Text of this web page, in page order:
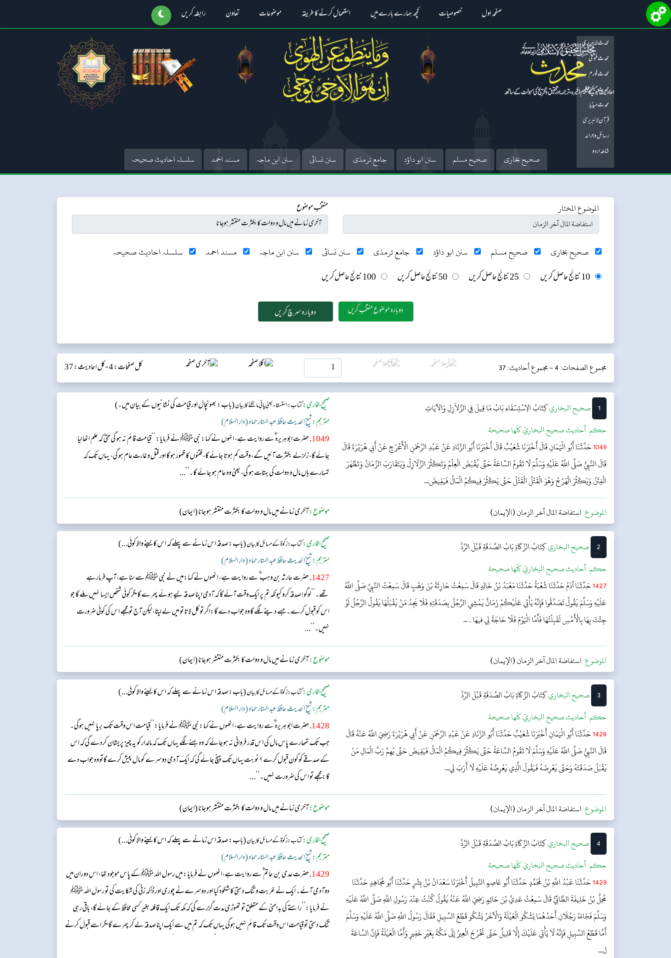
صفحہ اول خصوصیات کچھ ہمارے بارے میں استعمال کرنے کا طریقہ موضوعات تعاون رابطہ کریں
محدث لائبریری
محدث فتویٰ
محدث فورم
محدث میگزین
محدث میڈیا
قرآن لائبریری
رسائل و جرائد
شاملہ اردو
صحیح بخاری صحیح مسلم سنن ابو داؤد جامع ترمذی سنن نسائی سنن ابن ماجہ مسند احمد سلسلہ احادیث صحیحہ
الموضوع المختار منتخب موضوع
صحیح بخاری صحیح مسلم سنن ابو داؤد جامع ترمذی سنن نسائی سنن ابن ماجہ مسند احمد
سلسلہ احادیث صحیحہ
10 نتائج حاصل کریں
25 نتائج حاصل کریں 50 نتائج حاصل کریں 100 نتائج حاصل کریں
دوبارہ موضوع منتخب کریں
مجموع الصفحات: 4 - مجموع أحاديث: 37 کل صفحات: 4 - کل احادیث: 37
1 ‌‌صحيح البخاريکِتَابُ الِاسْتِسْقَاءِبَابُ مَا قِيلَ فِي الزَّلاَزِلِ وَالآيَاتِ
حکم:أحاديث صحيح البخاريّ كلّها صحيحة
1049حَدَّثَنَا أَبُو الْيَمَانِ قَالَ أَخْبَرَنَا شُعَيْبٌ قَالَ أَخْبَرَنَا أَبُو الزِّنَادِ عَنْ عَبْدِ الرَّحْمَنِ الْأَعْرَجِ عَنْ أَبِي هُرَيْرَةَ قَالَ
قَالَ النَّبِيُّ صَلَّى اللَّهُ عَلَيْهِ وَسَلَّمَ لَا تَقُومُ السَّاعَةُ حَتَّى يُقْبَضَ الْعِلْمُ وَتَكْثُرَ الزَّلَازِلُ وَيَتَقَارَبَ الزَّمَانُ وَتَظْهَرَ
الْفِتَنُ وَيَكْثُرَ الْهَرْجُ وَهُوَ الْقَتْلُ الْقَتْلُ حَتَّى يَكْثُرَ فِيكُمْ الْمَالُ فَيَفِيضَ...
صحیح بخاری:کتاب: استسقاء یعنی پانی مانگنے کا بیان(باب: بھونچال اور قیامت کی نشانیوں کے بیان میں۔)
مترجم:شیخ الحدیث حافظ عبد الستار حماد (دار السلام)
1049 . حضرت ابوہریرہ ؓ سے روایت ہے، انہوں نے کہا: نبی ﷺ نے فرمایا: ’’قیامت قائم نہ ہو گی حتی کہ علم اٹھا لیا
جائے گا، زلزلے بکثرت آئیں گے، وقت کم ہوتا جائے گا، فتنوں کا ظہور ہو گا اور قتل و غارت عام ہو گی، یہاں تک کہ
تمہارے ہاں مال و دولت کی بہتات ہو گی، یعنی وہ عام ہو جائے گا۔‘‘...
الموضوع:استفاضة المال آخر الزمان (الإيمان) موضوع:آخری زمانے میں مال و دولت کا بکثرت منتشر ہوجانا (ایمان)
2 ‌‌صحيح البخاريكِتَابُ الزَّكَاةِبَابُ الصَّدَقَةِ قَبْلَ الرَّدِّ
حکم:أحاديث صحيح البخاريّ كلّها صحيحة
1427حَدَّثَنَا آدَمُ حَدَّثَنَا شُعْبَةُ حَدَّثَنَا مَعْبَدُ بْنُ خَالِدٍ قَالَ سَمِعْتُ حَارِثَةَ بْنَ وَهْبٍ قَالَ سَمِعْتُ النَّبِيَّ صَلَّى اللَّهُ
عَلَيْهِ وَسَلَّمَ يَقُولُ تَصَدَّقُوا فَإِنَّهُ يَأْتِي عَلَيْكُمْ زَمَانٌ يَمْشِي الرَّجُلُ بِصَدَقَتِهِ فَلَا يَجِدُ مَنْ يَقْبَلُهَا يَقُولُ الرَّجُلُ لَوْ
جِئْتَ بِهَا بِالْأَمْسِ لَقَبِلْتُهَا فَأَمَّا الْيَوْمَ فَلَا حَاجَةَ لِي فیهَا۔...
صحیح بخاری:کتاب: زکوٰۃ کے مسائل کا بیان(باب: صدقہ اس زمانے سے پہلے کہ اس کا لینے والا کوئی...)
مترجم:شیخ الحدیث حافظ عبد الستار حماد (دار السلام)
1427 . حضرت حارثہ بن وہب ؓ سے روایت ہے، انھوں نے کہا:میں نے نبی ﷺ سے سنا ہے،آپ فرمارہے
تھے۔’’لوگو! صدقہ کرو کیونکہ تم پر ایک وقت آئے گا کہ آدمی اپنا صدقہ لیے ہوئے پھرے گا مگر کوئی شخص ایسا نہیں ملے گا جو
اس کو قبول کرے۔ جسے دینے لگے گا وہ جواب دے گا:اگر تو کل لاتا تو میں لے لیتا، لیکن آج تو مجھے اس کی کوئی ضرورت
نہیں۔‘‘...
الموضوع:استفاضة المال آخر الزمان (الإيمان) موضوع:آخری زمانے میں مال و دولت کا بکثرت منتشر ہوجانا (ایمان)
3 ‌‌صحيح البخاريكِتَابُ الزَّكَاةِبَابُ الصَّدَقَةِ قَبْلَ الرَّدِّ
حکم:أحاديث صحيح البخاريّ كلّها صحيحة
1428حَدَّثَنَا أَبُو الْيَمَانِ أَخْبَرَنَا شُعَيْبٌ حَدَّثَنَا أَبُو الزِّنَادِ عَنْ عَبْدِ الرَّحْمَنِ عَنْ أَبِي هُرَيْرَةَ رَضِيَ اللَّهُ عَنْهُ قَالَ
قَالَ النَّبِيُّ صَلَّى اللَّهُ عَلَيْهِ وَسَلَّمَ لَا تَقُومُ السَّاعَةُ حَتَّى يَكْثُرَ فِيكُمْ الْمَالُ فَيَفِيضَ حَتَّى يُهِمَّ رَبَّ الْمَالِ مَنْ
يَقْبَلُ صَدَقَتَهُ وَحَتَّى يَعْرِضَهُ فَيَقُولَ الَّذِي يَعْرِضُهُ عَلَيْهِ لَا أَرَبَ لِي...
صحیح بخاری:کتاب: زکوٰۃ کے مسائل کا بیان(باب: صدقہ اس زمانے سے پہلے کہ اس کا لینے والا کوئی...)
مترجم:شیخ الحدیث حافظ عبد الستار حماد (دار السلام)
1428 . حضرت ابو ہریرہ ؓ سے روایت ہے، انھوں نے کہا:نبی ﷺ نے فرمایا:’’قیامت اس وقت تک برپا نہیں ہوگی۔
جب تک تمھارے پاس مال کی اس قدر فروانی نہ ہوجائے کہ وہ بہنے لگے یہاں تک کہ مالدار کو یہ چیز پریشان کردے گی کہ اس
کے صدقے کو کون قبول کرے ؟ نوبت یہاں تک پہنچ جائے گی کہ ایک آدمی دوسرے کو مال پیش کرے گاتو وہ جواب دے
گا:مجھے تو اس کی ضرورت نہیں۔‘‘...
الموضوع:استفاضة المال آخر الزمان (الإيمان) موضوع:آخری زمانے میں مال و دولت کا بکثرت منتشر ہوجانا (ایمان)
4 ‌‌صحيح البخاريكِتَابُ الزَّكَاةِبَابُ الصَّدَقَةِ قَبْلَ الرَّدِّ
حکم:أحاديث صحيح البخاريّ كلّها صحيحة
1429حَدَّثَنَا عَبْدُ اللَّهِ بْنُ مُحَمَّدٍ حَدَّثَنَا أَبُو عَاصِمٍ النَّبِيلُ أَخْبَرَنَا سَعْدَانُ بْنُ بِشْرٍ حَدَّثَنَا أَبُو مُجَاهِدٍ حَدَّثَنَا
مُحِلُّ بْنُ خَلِيفَةَ الطَّائِيُّ قَالَ سَمِعْتُ عَدِيَّ بْنَ حَاتِمٍ رَضِيَ اللَّهُ عَنْهُ يَقُولُ كُنْتُ عِنْدَ رَسُولِ اللَّهِ صَلَّى اللَّهُ عَلَيْهِ
وَسَلَّمَ فَجَاءَهُ رَجُلَانِ أَحَدُهُمَا يَشْكُو الْعَيْلَةَ وَالْآخَرُ يَشْكُو قَطْعَ السَّبِيلِ فَقَالَ رَسُولُ اللَّهِ صَلَّى اللَّهُ عَلَيْهِ وَسَلَّمَ
أَمَّا قَطْعُ السَّبِيلِ فَإِنَّهُ لَا يَأْتِي عَلَيْكَ إِلَّا قَلِيلٌ حَتَّى تَخْرُجَ الْعِيرُ إِلَى مَكَّةَ بِغَيْرِ خَفِيرٍ وَأَمَّا الْعَيْلَةُ فَإِنَّ السَّاعَةَ
ل...
صحیح بخاری:کتاب: زکوٰۃ کے مسائل کا بیان(باب: صدقہ اس زمانے سے پہلے کہ اس کا لینے والا کوئی...)
مترجم:شیخ الحدیث حافظ عبد الستار حماد (دار السلام)
1429 . حضرت عدی بن حاتم ؓ سے روایت ہے،انھوں نے فرمایا: میں رسول اللہ ﷺ کے پاس موجود تھا، اس دوران میں
دوآدمی آئے۔ ایک نے غربت و تنگ دستی کا شکوہ کیا اور دوسرےنے چوری اور ڈاکہ زنی کی شکایت کی تو رسول اللہ ﷺ
نے فرمایا:’’راستے کی بدامنی کے متعلق تو تھوڑی مدت گزرے گی کہ مکہ تک ایک قافلہ بغیر کسی محافظ کے جائے گا، باقی رہی
تنگ دستی تو قیامت اس وقت تک قائم نہیں ہوگی یہاں تک کہ تم میں سے ایک اپنا صدقہ لے کر پھرے گا مگر اسے قبول کرنے